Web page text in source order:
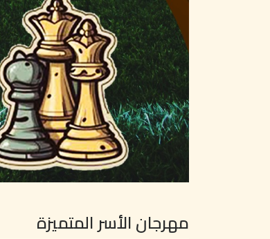
مهرجان الأسر المتميزة